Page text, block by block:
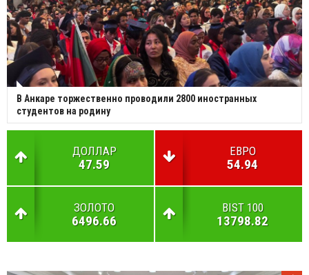
В Анкаре торжественно проводили 2800 иностранных
студентов на родину
ДОЛЛАР
47.59
ЕВРО
54.94
ЗОЛОТО
6496.66
BIST 100
13798.82